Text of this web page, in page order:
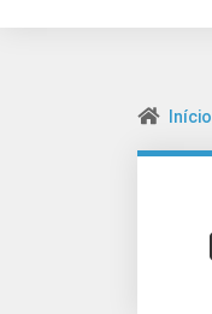
Início